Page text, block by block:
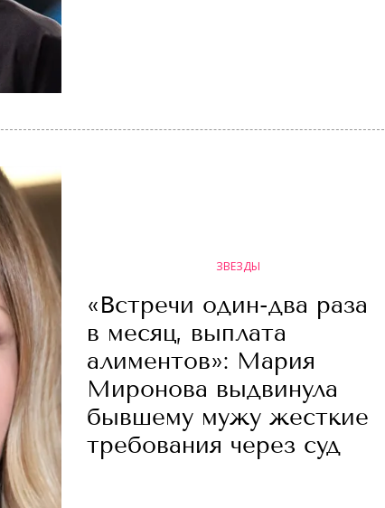
ЗВЕЗДЫ
«Встречи один-два раза
в месяц, выплата
алиментов»: Мария
Миронова выдвинула
бывшему мужу жесткие
требования через суд